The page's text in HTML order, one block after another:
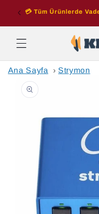
İçeriğe
atla
💳 Tüm Ürünlerde
Ana Sayfa › Strymon
Ürün
bilgisine
atla